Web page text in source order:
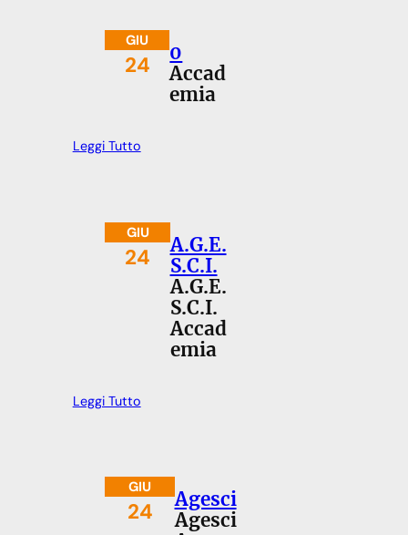
GIU
24
0
Accad
emia
Leggi Tutto
GIU
24
A.G.E.
S.C.I.
A.G.E.
S.C.I.
Accad
emia
Leggi Tutto
GIU
24
Agesci
Agesci